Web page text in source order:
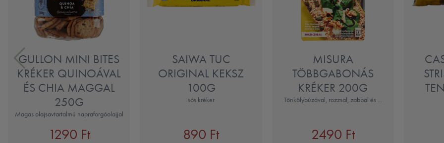
GULLON MINI BITES
KRÉKER QUINOÁVAL
ÉS CHIA MAGGAL
250G
Magas olajsavtartalmú napraforgóolajjal
1290 Ft
SAIWA TUC
ORIGINAL KEKSZ
100G
sós kréker
890 Ft
MISURA
TÖBBGABONÁS
KRÉKER 200G
Tönkölybúzával, rozzsal, zabbal és ...
2490 Ft